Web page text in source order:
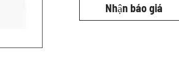
Nhận báo giá